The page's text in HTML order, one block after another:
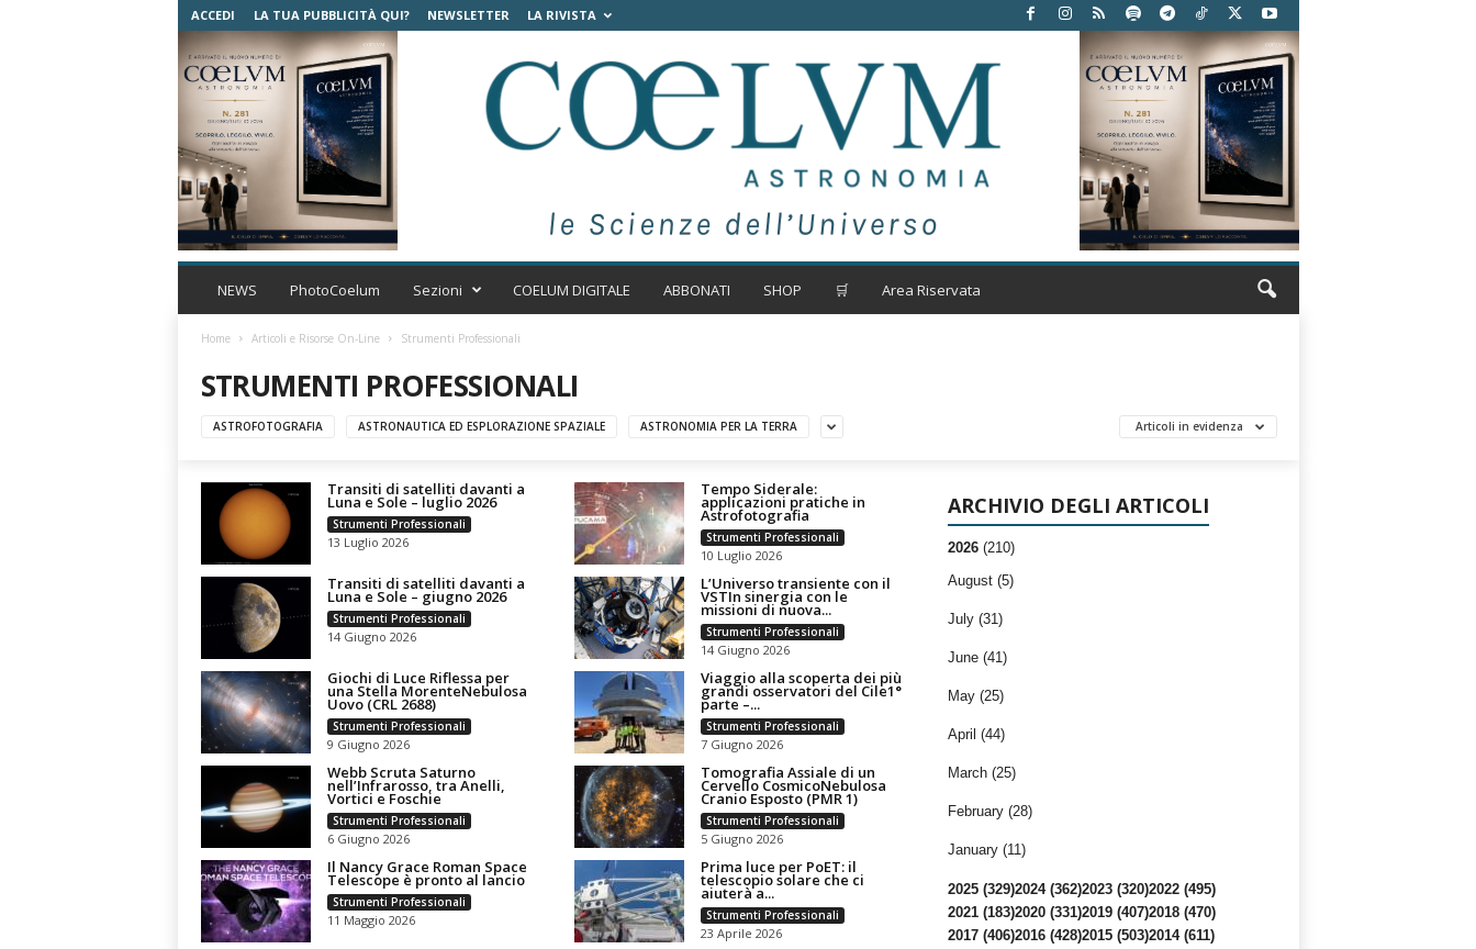
ACCEDI LA TUA PUBBLICITÀ QUI? NEWSLETTER LA RIVISTA
C
m
A
s
o
n
o
i
a
NEWS PhotoCoelum Sezioni COELUM DIGITALE ABBONATI SHOP 🛒 Area Riservata
Home Articoli e Risorse On-Line Strumenti Professionali
STRUMENTI PROFESSIONALI
ASTROFOTOGRAFIA ASTRONAUTICA ED ESPLORAZIONE SPAZIALE ASTRONOMIA PER LA TERRA Articoli in evidenza
Transiti di satelliti davanti a
Luna e Sole – luglio 2026
Strumenti Professionali
13 Luglio 2026
Tempo Siderale:
applicazioni pratiche in
Astrofotografia
Strumenti Professionali
10 Luglio 2026
Transiti di satelliti davanti a
Luna e Sole – giugno 2026
Strumenti Professionali
14 Giugno 2026
L’Universo transiente con il
VSTIn sinergia con le
missioni di nuova...
Strumenti Professionali
14 Giugno 2026
Giochi di Luce Riflessa per
una Stella MorenteNebulosa
Uovo (CRL 2688)
Strumenti Professionali
9 Giugno 2026
Viaggio alla scoperta dei più
grandi osservatori del Cile1°
parte –...
Strumenti Professionali
7 Giugno 2026
Webb Scruta Saturno
nell’Infrarosso, tra Anelli,
Vortici e Foschie
Strumenti Professionali
6 Giugno 2026
Tomografia Assiale di un
Cervello CosmicoNebulosa
Cranio Esposto (PMR 1)
Strumenti Professionali
5 Giugno 2026
Il Nancy Grace Roman Space
Telescope è pronto al lancio
Strumenti Professionali
11 Maggio 2026
Prima luce per PoET: il
telescopio solare che ci
aiuterà a...
Strumenti Professionali
23 Aprile 2026
ARCHIVIO DEGLI ARTICOLI
2026 (210)
August (5)
July (31)
June (41)
May (25)
April (44)
March (25)
February (28)
January (11)
2025 (329)2024 (362)2023 (320)2022 (495)
2021 (183)2020 (331)2019 (407)2018 (470)
2017 (406)2016 (428)2015 (503)2014 (611)